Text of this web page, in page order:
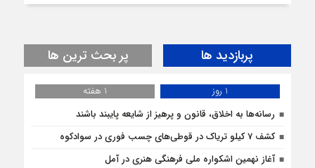
پربازدید ها پر بحث ترین ها
1 روز
1 هفته
رسانه‌ها به اخلاق، قانون و پرهیز از شایعه پایبند باشند
کشف 7 کیلو تریاک در قوطی‌‌های چسب فوری در سوادکوه
آغاز نهمین اشکواره ملی فرهنگی هنری در آمل